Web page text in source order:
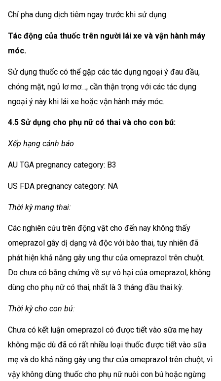
Chỉ pha dung dịch tiêm ngay trước khi sử dụng.
Tác động của thuốc trên người lái xe và vận hành máy
móc.
Sử dụng thuốc có thể gặp các tác dụng ngoại ý đau đầu,
chóng mặt, ngủ lơ mơ…, cần thận trọng với các tác dụng
ngoại ý này khi lái xe hoặc vận hành máy móc.
4.5 Sử dụng cho phụ nữ có thai và cho con bú:
Xếp hạng cảnh báo
AU TGA pregnancy category: B3
US FDA pregnancy category: NA
Thời kỳ mang thai:
Các nghiên cứu trên động vật cho đến nay không thấy
omeprazol gây dị dạng và độc với bào thai, tuy nhiên đã
phát hiện khả năng gây ung thư của omeprazol trên chuột.
Do chưa có bằng chứng về sự vô hại của omeprazol, không
dùng cho phụ nữ có thai, nhất là 3 tháng đầu thai kỳ.
Thời kỳ cho con bú:
Chưa có kết luận omeprazol có được tiết vào sữa mẹ hay
không mặc dù đã có rất nhiều loại thuốc được tiết vào sữa
mẹ và do khả năng gây ung thư của omeprazol trên chuột, vì
vậy không dùng thuốc cho phụ nữ nuôi con bú hoặc ngừng